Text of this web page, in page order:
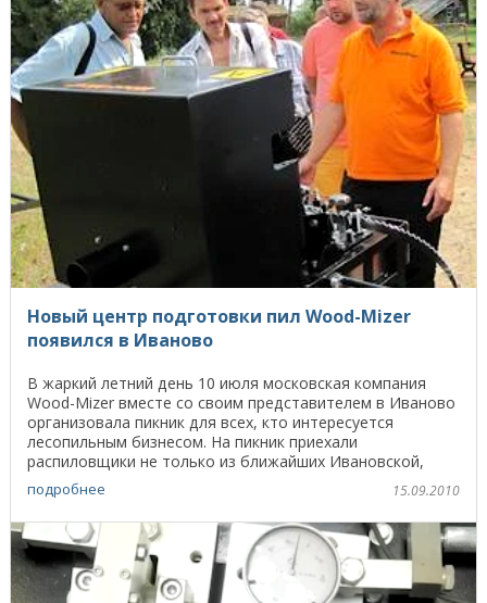
Новый центр подготовки пил Wood-Mizer
появился в Иваново
В жаркий летний день 10 июля московская компания
Wood-Mizer вместе со своим представителем в Иваново
организовала пикник для всех, кто интересуется
лесопильным бизнесом. На пикник приехали
распиловщики не только из ближайших Ивановской,
Костромской ...
подробнее 15.09.2010